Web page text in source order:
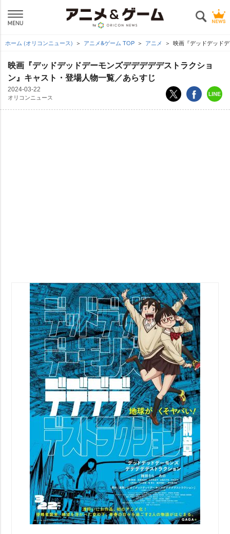
ホーム (オリコンニュース) アニメ&ゲーム TOP アニメ 映画『デッドデッド
映画『デッドデッドデーモンズデデデデデストラクショ
ン』キャスト・登場人物一覧／あらすじ
2024-03-22
オリコンニュース